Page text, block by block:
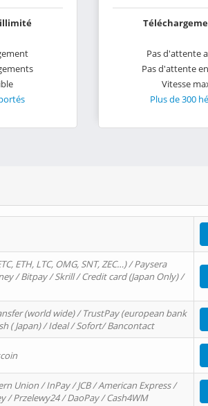
Pas d'attente
Pas d'attente
Vitesse
Plus de 300
ETH, LTC, OMG, SNT, ZEC…) / Paysera
/ Bitpay / Skrill / Credit card (Japan Only) /
(world wide) / TrustPay (european bank
( Japan) / Ideal / Sofort/ Bancontact
Union / InPay / JCB / American Express /
/ Przelewy24 / DaoPay / Cash4WM